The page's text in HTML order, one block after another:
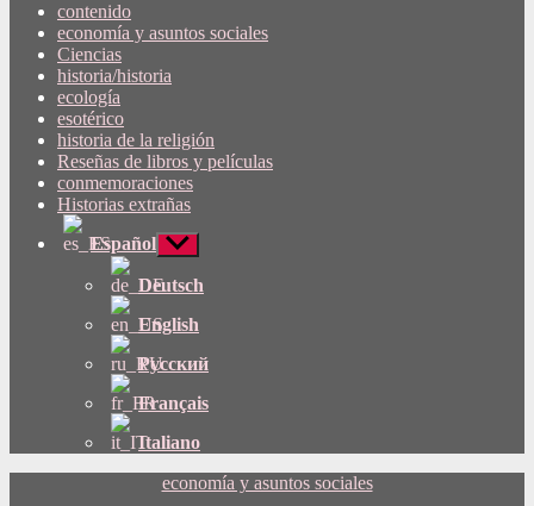
contenido
economía y asuntos sociales
Ciencias
historia/historia
ecología
esotérico
historia de la religión
Reseñas de libros y películas
conmemoraciones
Historias extrañas
Español Mostrar
submenú
Deutsch
English
Русский
Français
Italiano
Categorías
economía y asuntos sociales